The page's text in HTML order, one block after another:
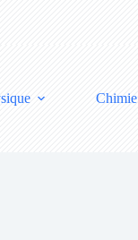
Chimie